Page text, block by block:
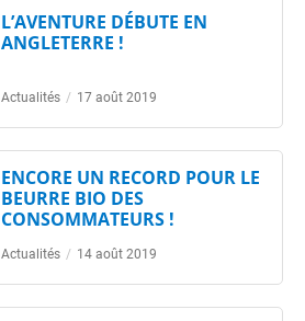
L’AVENTURE DÉBUTE EN
ANGLETERRE !
Actualités / 17 août 2019
ENCORE UN RECORD POUR LE
BEURRE BIO DES
CONSOMMATEURS !
Actualités / 14 août 2019